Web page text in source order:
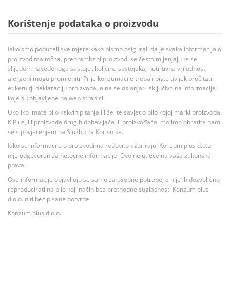
Korištenje podataka o proizvodu
Iako smo poduzeli sve mjere kako bismo osigurali da je svaka informacija o
proizvodima točna, prehrambeni proizvodi se često mijenjaju te se
slijedom navedenoga sastojci, količina sastojaka, nutritivna vrijednost,
alergeni mogu promjeniti. Prije konzumacije trebali biste uvijek pročitati
etiketu tj. deklaraciju proizvoda, a ne se oslanjati isključivo na informacije
koje su objavljene na web stranici.
Ukoliko imate bilo kakvih pitanja ili želite savjet o bilo kojoj marki proizvoda
K Plus, ili proizvoda drugih dobavljača ili proizvođača, molimo obratite nam
se s povjerenjem na Službu za Korisnike.
Iako se informacije o proizvodima redovito ažuriraju, Konzum plus d.o.o.
nije odgovoran za netočne informacije. Ovo ne utječe na vaša zakonska
prava.
Ove informacije objavljuju se samo za osobne potrebe, a nije ih dozvoljeno
reproducirati na bilo koji način bez prethodne suglasnosti Konzum plus
d.o.o. niti bez pisane potvrde.
Konzum plus d.o.o.